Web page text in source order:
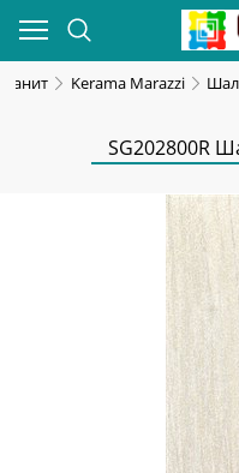
Kerama Marazzi
SG202800R